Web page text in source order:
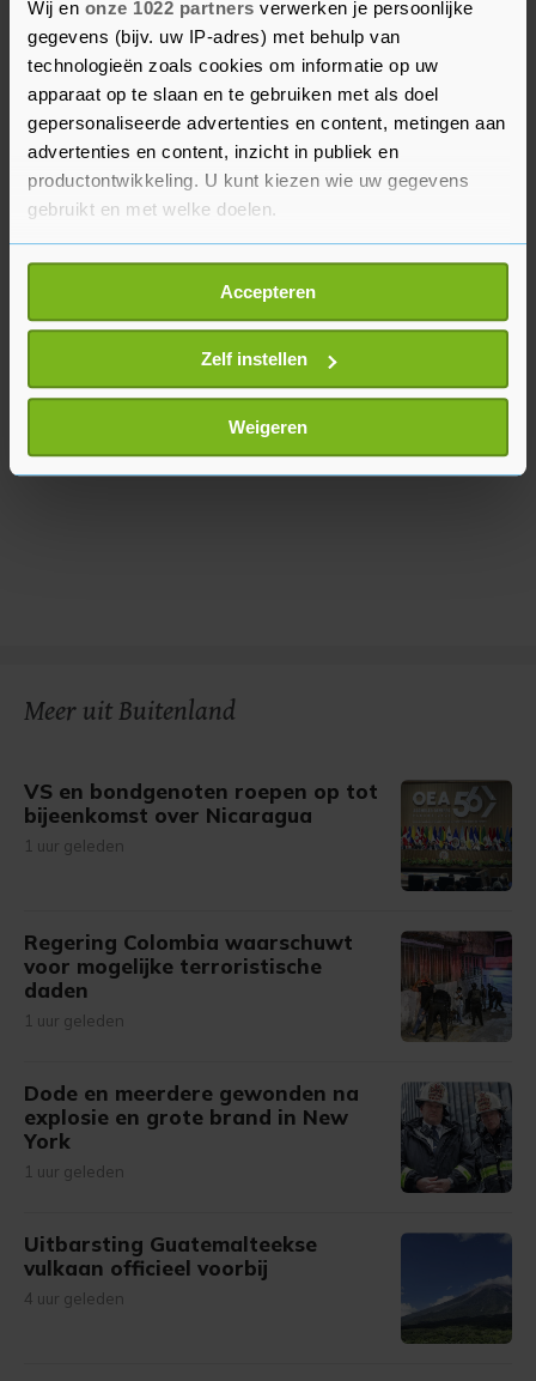
Wij en onze 1022 partners verwerken je persoonlijke
gegevens (bijv. uw IP-adres) met behulp van
technologieën zoals cookies om informatie op uw
apparaat op te slaan en te gebruiken met als doel
gepersonaliseerde advertenties en content, metingen aan
advertenties en content, inzicht in publiek en
productontwikkeling. U kunt kiezen wie uw gegevens
gebruikt en met welke doelen.
Als u het toestaat, willen we ook graag:
Informatie verzamelen over uw geografische
locatie, die tot een paar meter nauwkeurig kan zijn
Uw apparaat identificeren door het actief te
scannen op specifieke eigenschappen (fingerprinting)
Lees meer over hoe uw persoonlijke gegevens worden
verwerkt en stel uw voorkeuren in het
U kunt uw toestemming op elk moment wijzigen of
Accepteren
Zelf instellen
Weigeren
een Witte Huis-functionaris weten. De president
kondigt later vrijdag nieuwe maatregelen aan
om Amerikanen met studieleningen te ontlasten.
"Hoewel we het hartgrondig oneens zijn met het
hof, hebben we ons voorbereid op dit scenario",
aldus de functionaris.
Meer uit Buitenland
VS en bondgenoten roepen op tot
bijeenkomst over Nicaragua
1 uur geleden
Regering Colombia waarschuwt
voor mogelijke terroristische
daden
1 uur geleden
Dode en meerdere gewonden na
explosie en grote brand in New
York
1 uur geleden
Uitbarsting Guatemalteekse
vulkaan officieel voorbij
4 uur geleden